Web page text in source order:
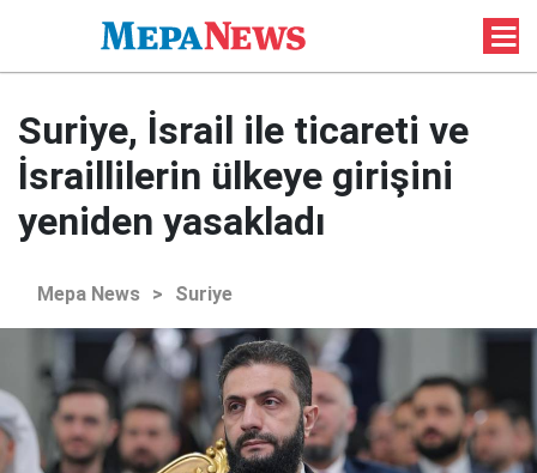
Suriye, İsrail ile ticareti ve
İsraillilerin ülkeye girişini
yeniden yasakladı
Mepa News > Suriye